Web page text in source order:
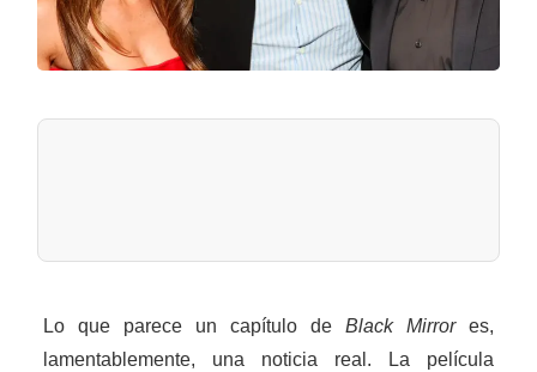
Lo que parece un capítulo de Black Mirrores,
lamentablemente, una noticia real. La película